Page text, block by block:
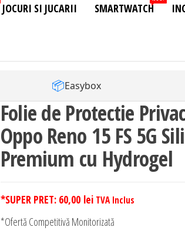
JOCURI SI JUCARII SMARTWATCH
📦Easybox
Folie de Protectie
Oppo Reno 15 FS 5G
Premium cu Hydrogel
*SUPER PRET: 60,00 lei TVA Inclus
*Ofertă Competitivă Monitorizată